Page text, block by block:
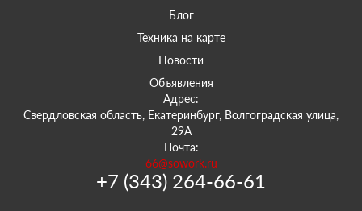
Блог
Техника на карте
Новости
Объявления
Адрес:
Свердловская область, Екатеринбург, Волгоградская улица,
29А
Почта:
66@sowork.ru
+7 (343) 264-66-61